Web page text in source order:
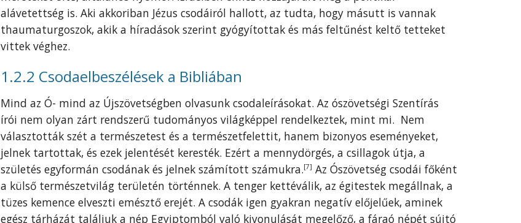
alávetettség is. Aki akkoriban Jézus csodáiról hallott, az tudta, hogy másutt is vannak
thaumaturgoszok, akik a híradások szerint gyógyítottak és más feltűnést keltő tetteket
vittek véghez.
1.2.2 Csodaelbeszélések a Bibliában
Mind az Ó- mind az Újszövetségben olvasunk csodaleírásokat. Az ószövetségi Szentírás
írói nem olyan zárt rendszerű tudományos világképpel rendelkeztek, mint mi. Nem
választották szét a természetest és a természetfelettit, hanem bizonyos eseményeket,
jelnek tartottak, és ezek jelentését keresték. Ezért a mennydörgés, a csillagok útja, a
születés egyformán csodának és jelnek számított számukra.[7] Az Ószövetség csodái főként
a külső természetvilág területén történnek. A tenger kettéválik, az égitestek megállnak, a
tüzes kemence elveszti emésztő erejét. A csodák igen gyakran negatív előjelűek, aminek
egész tárházát találjuk a nép Egyiptomból való kivonulását megelőző, a fáraó népét sújtó